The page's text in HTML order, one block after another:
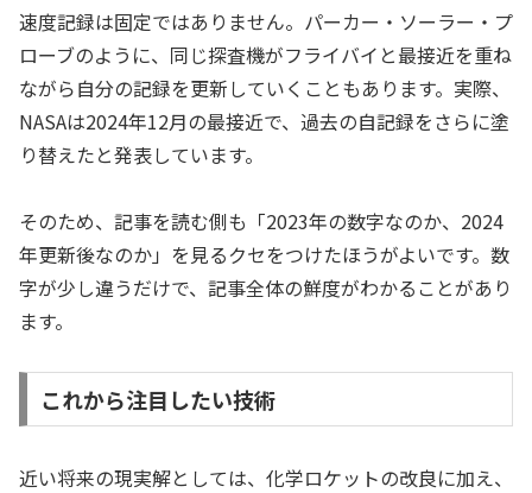
速度記録は固定ではありません。パーカー・ソーラー・プ
ローブのように、同じ探査機がフライバイと最接近を重ね
ながら自分の記録を更新していくこともあります。実際、
NASAは2024年12月の最接近で、過去の自記録をさらに塗
り替えたと発表しています。
そのため、記事を読む側も「2023年の数字なのか、2024
年更新後なのか」を見るクセをつけたほうがよいです。数
字が少し違うだけで、記事全体の鮮度がわかることがあり
ます。
これから注目したい技術
近い将来の現実解としては、化学ロケットの改良に加え、